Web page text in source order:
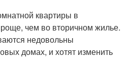
квартиры в
чем во вторичном жилье.
недовольны
домах, и хотят изменить